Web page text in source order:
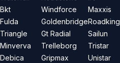
Bkt
Fulda
Triangle
Minverva
Debica
Windforce
Goldenbridge
Gt Radial
Trelleborg
Gripmax
Maxxis
Roadking
Sailun
Tristar
Unistar